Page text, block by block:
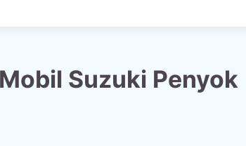
Suzuki Penyok